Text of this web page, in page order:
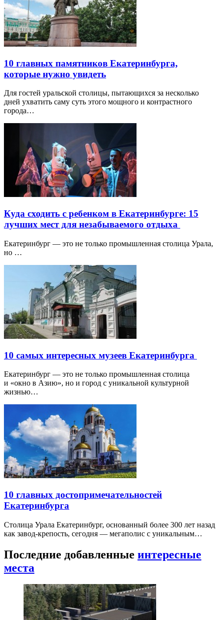
10 главных памятников Екатеринбурга,
которые нужно увидеть
Для гостей уральской столицы, пытающихся за несколько
дней ухватить саму суть этого мощного и контрастного
города…
Куда сходить с ребенком в Екатеринбурге: 15
лучших мест для незабываемого отдыха
Екатеринбург — это не только промышленная столица Урала,
но …
10 самых интересных музеев Екатеринбурга
Екатеринбург — это не только промышленная столица
и «окно в Азию», но и город с уникальной культурной
жизнью…
10 главных достопримечательностей
Екатеринбурга
Столица Урала Екатеринбург, основанный более 300 лет назад
как завод-крепость, сегодня — мегаполис с уникальным…
Последние добавленные интересные
места